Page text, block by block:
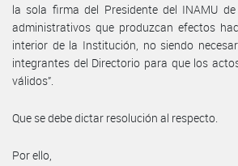
la sola firma del Presidente del INAMU
administrativos que produzcan efectos
interior de la Institución, no siendo
integrantes del Directorio para que los
válidos”.
Que se debe dictar resolución al respecto.
Por ello,